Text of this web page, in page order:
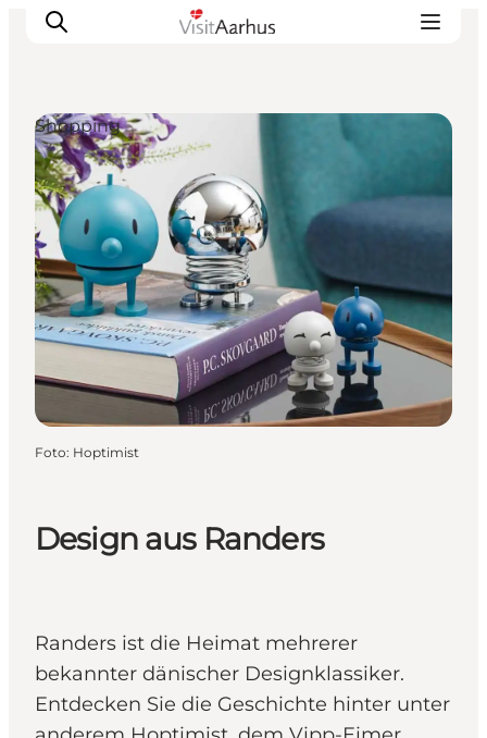
Sehen und erleben
Veranstaltungen
Städte und Regionen
Reiseplanung
Transport
Design aus Randers
Randers ist die Heimat mehrerer
bekannter dänischer Designklassiker.
Entdecken Sie die Geschichte hinter unter
Shopping
Foto: Hoptimist